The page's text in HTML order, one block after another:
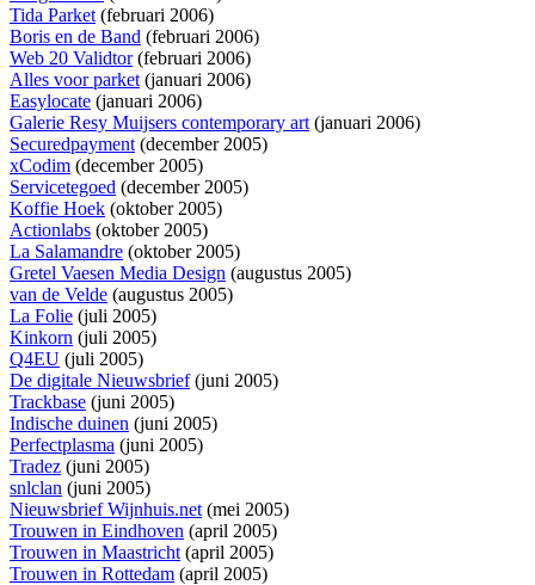
Tida Parket(februari 2006)
Boris en de Band (februari 2006)
Web 20 Validtor(februari 2006)
Alles voor parket(januari 2006)
Easylocate (januari 2006)
Galerie Resy Muijsers contemporary art(januari 2006)
Securedpayment(december 2005)
xCodim (december 2005)
Servicetegoed (december 2005)
Koffie Hoek (oktober 2005)
Actionlabs (oktober 2005)
La Salamandre (oktober 2005)
Gretel Vaesen Media Design (augustus 2005)
van de Velde (augustus 2005)
La Folie (juli 2005)
Kinkorn (juli 2005)
Q4EU (juli 2005)
De digitale Nieuwsbrief(juni 2005)
Trackbase (juni 2005)
Indische duinen (juni 2005)
Perfectplasma (juni 2005)
Tradez (juni 2005)
snlclan (juni 2005)
Nieuwsbrief Wijnhuis.net(mei 2005)
Trouwen in Eindhoven (april 2005)
Trouwen in Maastricht(april 2005)
Trouwen in Rottedam (april 2005)